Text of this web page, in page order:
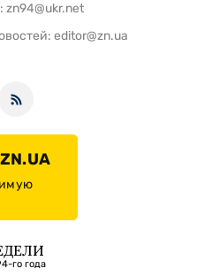
zn94@ukr.net
editor@zn.ua
го года